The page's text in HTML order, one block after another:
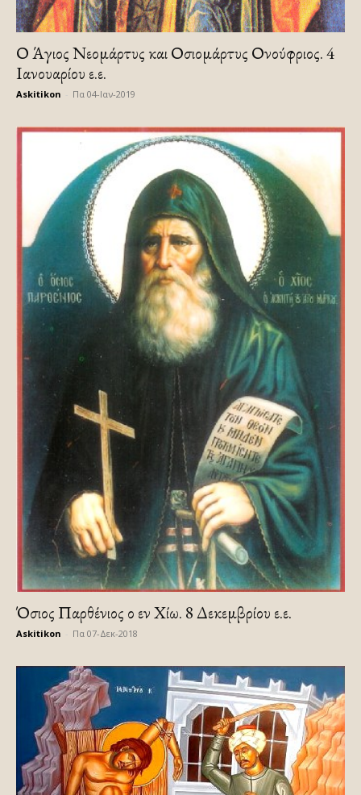
Ο Άγιος Νεομάρτυς και Οσιομάρτυς Ονούφριος. 4
Ιανουαρίου ε.ε.
Askitikon Πα 04-Ιαν-2019
Όσιος Παρθένιος ο εν Χίω. 8 Δεκεμβρίου ε.ε.
Askitikon Πα 07-Δεκ-2018